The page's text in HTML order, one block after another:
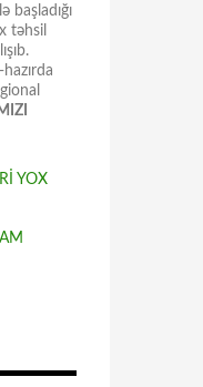
başladığı
təhsil
YOX